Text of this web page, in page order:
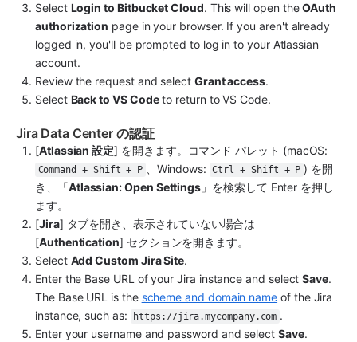
Select Login to Bitbucket Cloud. This will open the OAuth
authorization page in your browser. If you aren't already
logged in, you'll be prompted to log in to your Atlassian
account.
Review the request and select Grant access.
Select Back to VS Code to return to VS Code.
Jira Data Center の認証
[Atlassian 設定
Command + Shift + P 、Windows: Ctrl + Shift + P ) を開
き、「Atlassian: Open Settings 」を検索して Enter を押し
ます。
[Jira] タブを開き、表示されていない場合は
[Authentication] セクションを開きます。
Select Add Custom Jira Site.
Enter the Base URL of your Jira instance and select Save.
The Base URL is the scheme and domain name of the Jira
instance, such as:
https://jira.mycompany.com .
Enter your username and password and select Save.